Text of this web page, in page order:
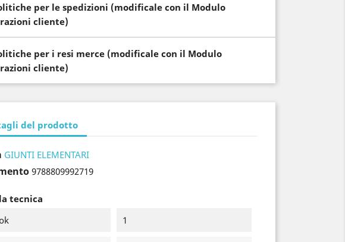
per le spedizioni (modificale con il Modulo
cliente)
per i resi merce (modificale con il Modulo
cliente)
del prodotto
GIUNTI ELEMENTARI
9788809992719
tecnica
1